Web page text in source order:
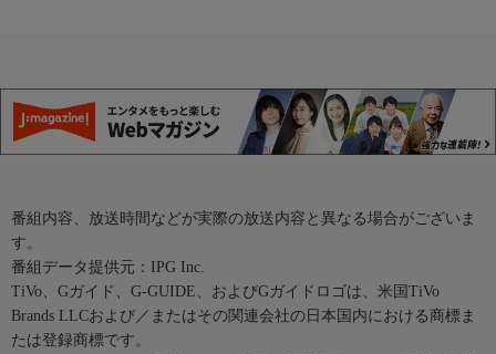
番組内容、放送時間などが実際の放送内容と異なる場合がございま
す。
番組データ提供元：IPG Inc.
TiVo、Gガイド、G-GUIDE、およびGガイドロゴは、米国TiVo
Brands LLCおよび／またはその関連会社の日本国内における商標ま
たは登録商標です。